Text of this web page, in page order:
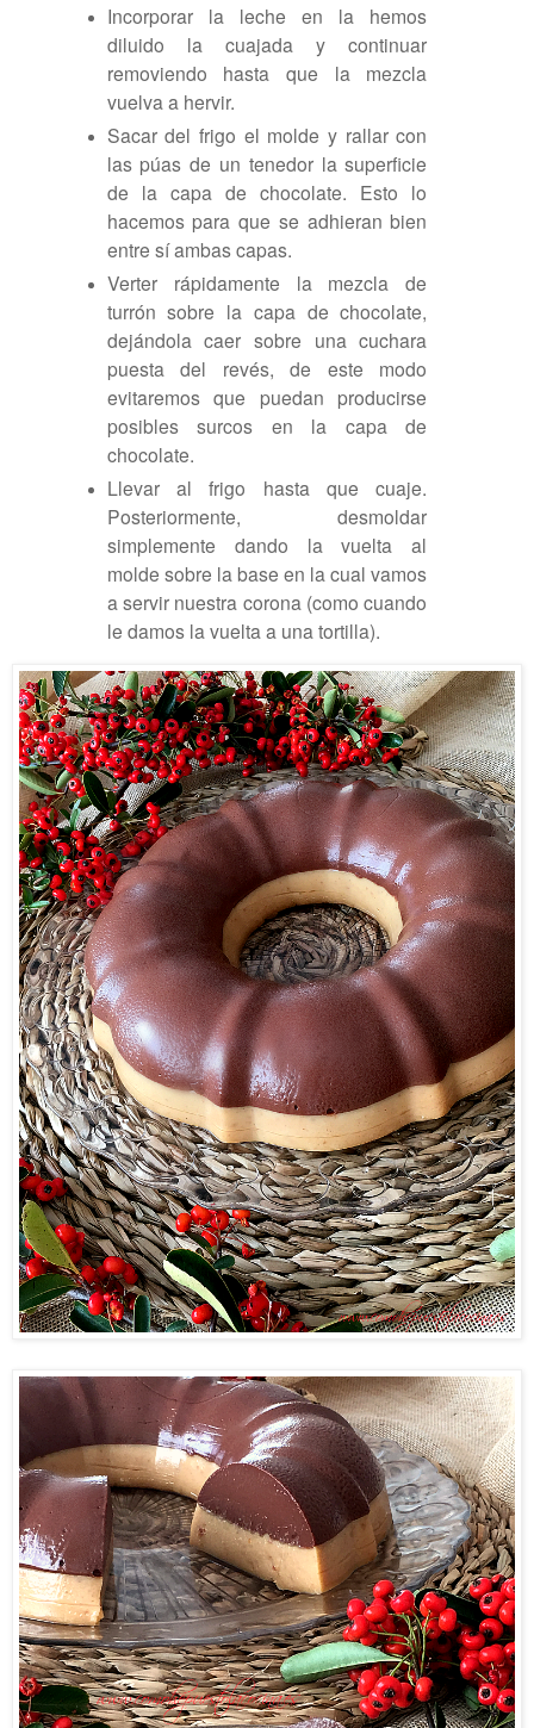
Incorporar la leche en la hemos
diluido la cuajada y continuar
removiendo hasta que la mezcla
vuelva a hervir.
Sacar del frigo el molde y rallar con
las púas de un tenedor la superficie
de la capa de chocolate. Esto lo
hacemos para que se adhieran bien
entre sí ambas capas.
Verter rápidamente la mezcla de
turrón sobre la capa de chocolate,
dejándola caer sobre una cuchara
puesta del revés, de este modo
evitaremos que puedan producirse
posibles surcos en la capa de
chocolate.
Llevar al frigo hasta que cuaje.
Posteriormente, desmoldar
simplemente dando la vuelta al
molde sobre la base en la cual vamos
a servir nuestra corona (como cuando
le damos la vuelta a una tortilla).